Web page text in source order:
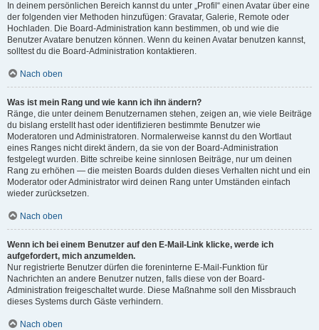
In deinem persönlichen Bereich kannst du unter „Profil“ einen Avatar über eine
der folgenden vier Methoden hinzufügen: Gravatar, Galerie, Remote oder
Hochladen. Die Board-Administration kann bestimmen, ob und wie die
Benutzer Avatare benutzen können. Wenn du keinen Avatar benutzen kannst,
solltest du die Board-Administration kontaktieren.
Nach oben
Was ist mein Rang und wie kann ich ihn ändern?
Ränge, die unter deinem Benutzernamen stehen, zeigen an, wie viele Beiträge
du bislang erstellt hast oder identifizieren bestimmte Benutzer wie
Moderatoren und Administratoren. Normalerweise kannst du den Wortlaut
eines Ranges nicht direkt ändern, da sie von der Board-Administration
festgelegt wurden. Bitte schreibe keine sinnlosen Beiträge, nur um deinen
Rang zu erhöhen — die meisten Boards dulden dieses Verhalten nicht und ein
Moderator oder Administrator wird deinen Rang unter Umständen einfach
wieder zurücksetzen.
Nach oben
Wenn ich bei einem Benutzer auf den E-Mail-Link klicke, werde ich
aufgefordert, mich anzumelden.
Nur registrierte Benutzer dürfen die foreninterne E-Mail-Funktion für
Nachrichten an andere Benutzer nutzen, falls diese von der Board-
Administration freigeschaltet wurde. Diese Maßnahme soll den Missbrauch
dieses Systems durch Gäste verhindern.
Nach oben